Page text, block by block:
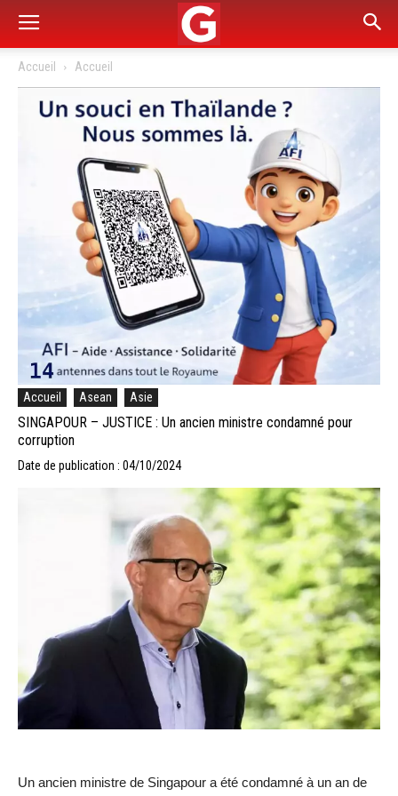
Accueil Accueil
Accueil Asean Asie
SINGAPOUR – JUSTICE : Un ancien ministre condamné pour
corruption
Date de publication : 04/10/2024
Un ancien ministre de Singapour a été condamné à un an de